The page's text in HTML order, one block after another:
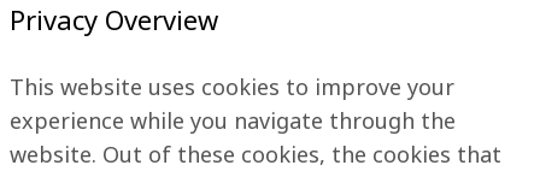
Privacy Overview
This website uses cookies to improve your
experience while you navigate through the
website. Out of these cookies, the cookies that